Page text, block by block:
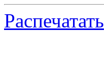
Распечатать